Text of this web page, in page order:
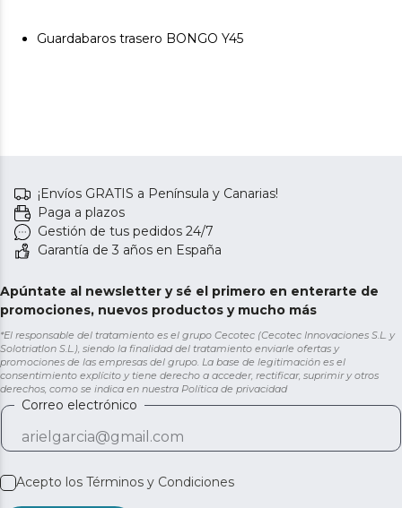
Guardabaros trasero BONGO Y45
¡Envíos GRATIS a Península y Canarias!
Paga a plazos
Gestión de tus pedidos 24/7
Garantía de 3 años en España
Apúntate al newsletter y sé el primero en enterarte de
promociones, nuevos productos y mucho más
*El responsable del tratamiento es el grupo Cecotec (Cecotec Innovaciones S.L. y
Solotriatlon S.L.), siendo la finalidad del tratamiento enviarle ofertas y
promociones de las empresas del grupo. La base de legitimación es el
consentimiento explícito y tiene derecho a acceder, rectificar, suprimir y otros
derechos, como se indica en nuestra Política de privacidad
Correo electrónico
Acepto los Términos y Condiciones